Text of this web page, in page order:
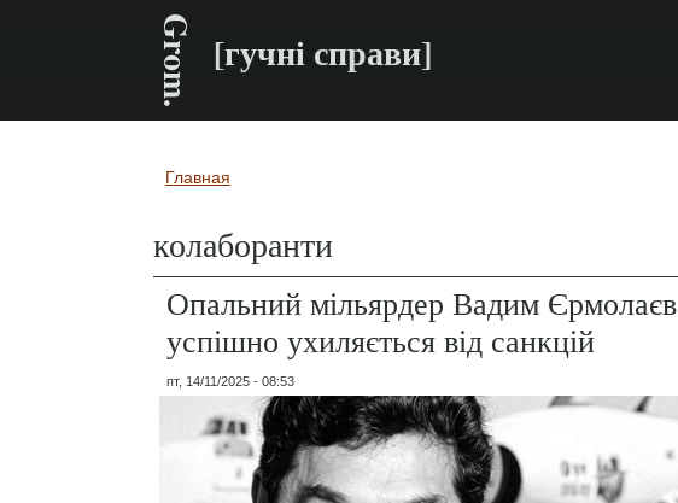
Grom. [гучні справи]
Вы здесь
Главная
колаборанти
Опальний мільярдер Вадим Єрмолаєв
успішно ухиляється від санкцій
пт, 14/11/2025 - 08:53